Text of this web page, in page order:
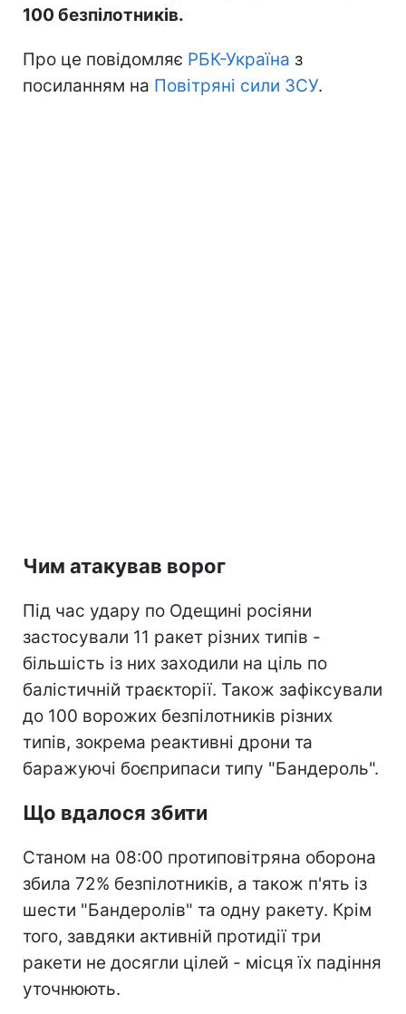
100 безпілотників.
Про це повідомляє РБК-Україна з
посиланням на Повітряні сили ЗСУ.
Чим атакував ворог
Під час удару по Одещині росіяни
застосували 11 ракет різних типів -
більшість із них заходили на ціль по
балістичній траєкторії. Також зафіксували
до 100 ворожих безпілотників різних
типів, зокрема реактивні дрони та
баражуючі боєприпаси типу "Бандероль".
Що вдалося збити
Станом на 08:00 протиповітряна оборона
збила 72% безпілотників, а також п'ять із
шести "Бандеролів" та одну ракету. Крім
того, завдяки активній протидії три
ракети не досягли цілей - місця їх падіння
уточнюють.